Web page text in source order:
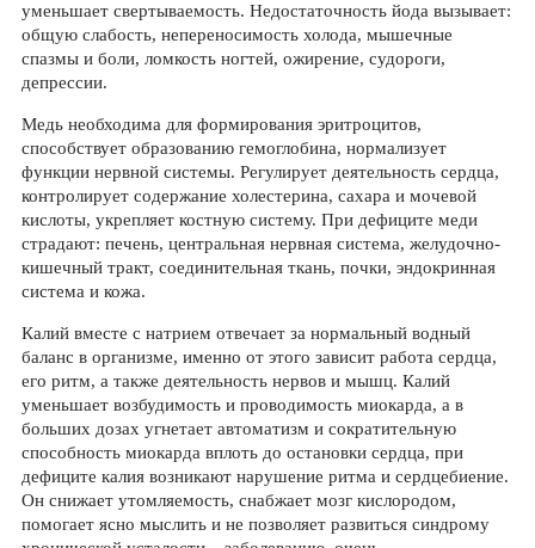
уменьшает свертываемость. Недостаточность йода вызывает:
общую слабость, непереносимость холода, мышечные
спазмы и боли, ломкость ногтей, ожирение, судороги,
депрессии.
Медь необходима для формирования эритроцитов,
способствует образованию гемоглобина, нормализует
функции нервной системы. Регулирует деятельность сердца,
контролирует содержание холестерина, сахара и мочевой
кислоты, укрепляет костную систему. При дефиците меди
страдают: печень, центральная нервная система, желудочно-
кишечный тракт, соединительная ткань, почки, эндокринная
система и кожа.
Калий вместе с натрием отвечает за нормальный водный
баланс в организме, именно от этого зависит работа сердца,
его ритм, а также деятельность нервов и мышц. Калий
уменьшает возбудимость и проводимость миокарда, а в
больших дозах угнетает автоматизм и сократительную
способность миокарда вплоть до остановки сердца, при
дефиците калия возникают нарушение ритма и сердцебиение.
Он снижает утомляемость, снабжает мозг кислородом,
помогает ясно мыслить и не позволяет развиться синдрому